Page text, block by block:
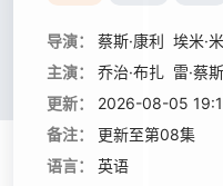
导演： 蔡斯·康利 埃米·
主演：
乔治·布扎 雷·蔡斯
更新：
2026-08-05
备注：
更新至第08集
语言：
英语